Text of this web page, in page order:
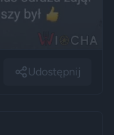
Udostępnij